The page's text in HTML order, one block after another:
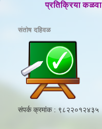
प्रतिक्रिया कळवा
संतोष दहिवळ
संपर्क क्रमांक : ९८२२०१२४३५